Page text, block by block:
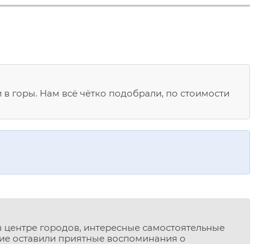
горы. Нам всё чётко подобрали, по стоимости
городов, интересные самостоятельные
оставили приятные воспоминания о